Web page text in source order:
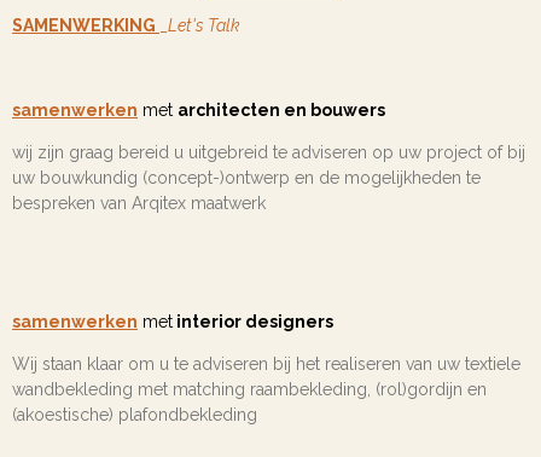
SAMENWERKING Let's Talk
samenwerken met architecten en bouwers
wij zijn graag bereid u uitgebreid te adviseren op uw project of bij
uw bouwkundig (concept-)ontwerp en de mogelijkheden te
bespreken van Arqitex maatwerk
samenwerken met interior designers
Wij staan klaar om u te adviseren bij het realiseren van uw textiele
wandbekleding met matching raambekleding, (rol)gordijn en
(akoestische) plafondbekleding